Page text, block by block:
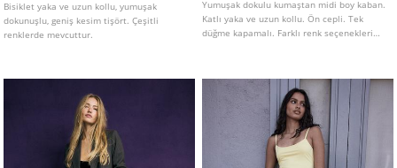
Bisiklet yaka ve uzun kollu, yumuşak
dokunuşlu, geniş kesim tişört. Çeşitli
renklerde mevcuttur.
Yumuşak dokulu kumaştan midi boy kaban.
Katlı yaka ve uzun kollu. Ön cepli. Tek
düğme kapamalı. Farklı renk seçenekleri